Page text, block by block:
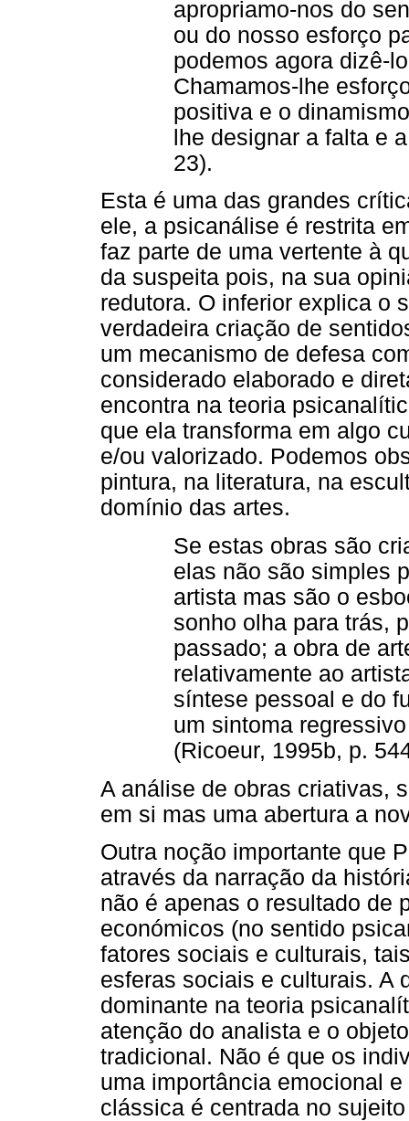
apropriamo-nos do
ou do nosso esforço
podemos agora dizê-
Chamamos-lhe
positiva e o
lhe designar a falta e
23).
Esta é uma das grandes
ele, a psicanálise é restrita
faz parte de uma vertente à
da suspeita pois, na sua
redutora. O inferior explica o
verdadeira criação de
um mecanismo de defesa
considerado elaborado e
encontra na teoria
que ela transforma em algo
e/ou valorizado. Podemos
pintura, na literatura, na
domínio das artes.
Se estas obras são
elas não são simples
artista mas são o
sonho olha para trás,
passado; a obra de
relativamente ao
síntese pessoal e do
um sintoma
(Ricoeur, 1995b, p.
A análise de obras criativas,
em si mas uma abertura a
Outra noção importante que
através da narração da
não é apenas o resultado de
económicos (no sentido
fatores sociais e culturais,
esferas sociais e culturais. A
dominante na teoria
atenção do analista e o
tradicional. Não é que os
uma importância emocional
clássica é centrada no